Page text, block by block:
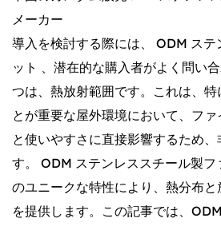
メーカー
導入を検討する際には、 ODM ステ
ット 、潜在的な購入者がよく問い
つは、熱放射範囲です。これは、
とが重要な屋外環境において、フ
と使いやすさに直接影響するため
す。 ODM ステンレススチール製
のユニークな特性により、熱分布
を提供します。この記事では、